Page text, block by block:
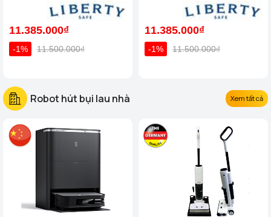
11.385.000₫
-1% 11.500.000₫
11.385.000₫
-1% 11.500.000₫
Robot hút bụi lau nhà Xem tất cả